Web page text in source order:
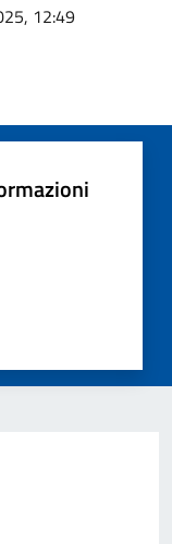
12:49